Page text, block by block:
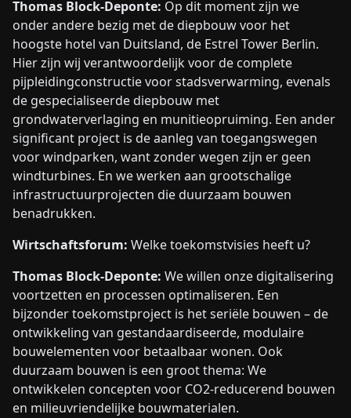
Thomas Block-Deponte: Op dit moment zijn we
onder andere bezig met de diepbouw voor het
hoogste hotel van Duitsland, de Estrel Tower Berlin.
Hier zijn wij verantwoordelijk voor de complete
pijpleidingconstructie voor stadsverwarming, evenals
de gespecialiseerde diepbouw met
grondwaterverlaging en munitieopruiming. Een ander
significant project is de aanleg van toegangswegen
voor windparken, want zonder wegen zijn er geen
windturbines. En we werken aan grootschalige
infrastructuurprojecten die duurzaam bouwen
benadrukken.
Wirtschaftsforum: Welke toekomstvisies heeft u?
Thomas Block-Deponte: We willen onze digitalisering
voortzetten en processen optimaliseren. Een
bijzonder toekomstproject is het seriële bouwen – de
ontwikkeling van gestandaardiseerde, modulaire
bouwelementen voor betaalbaar wonen. Ook
duurzaam bouwen is een groot thema: We
ontwikkelen concepten voor CO2-reducerend bouwen
en milieuvriendelijke bouwmaterialen.